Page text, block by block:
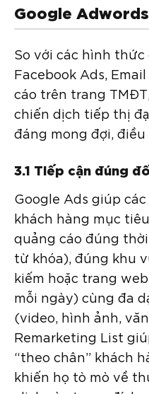
Google Adwords
So với các hình
Facebook Ads,
cáo trên trang
chiến dịch tiếp thị
đáng mong đợi,
3.1 Tiếp cận đúng
Google Ads giúp
khách hàng mục
quảng cáo đúng
từ khóa), đúng khu
kiếm hoặc trang
mỗi ngày) cùng đa
(video, hình ảnh,
Remarketing List
“theo chân” khách
khiến họ tò mò về